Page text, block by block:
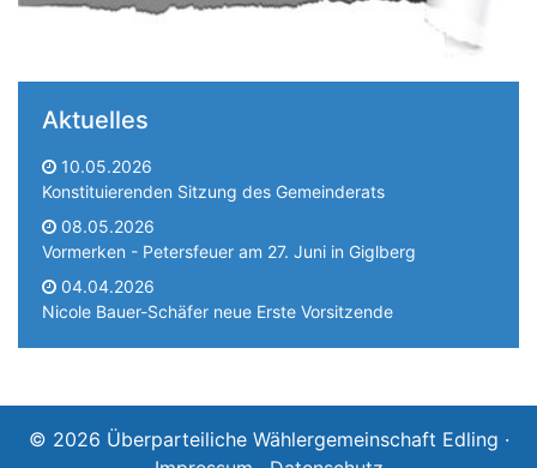
Aktuelles
10.05.2026
Konstituierenden Sitzung des Gemeinderats
08.05.2026
Vormerken - Petersfeuer am 27. Juni in Giglberg
04.04.2026
Nicole Bauer-Schäfer neue Erste Vorsitzende
© 2026 Überparteiliche Wählergemeinschaft Edling ·